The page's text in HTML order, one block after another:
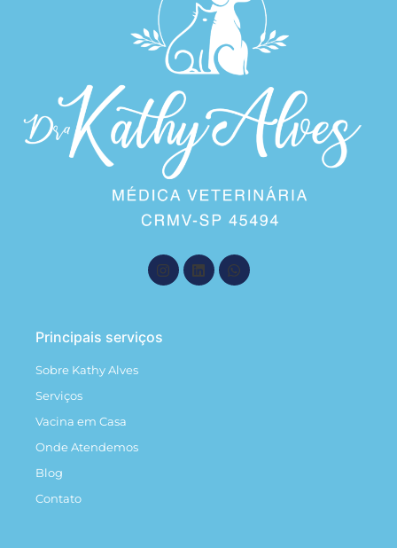
Principais serviços
Sobre Kathy Alves
Serviços
Vacina em Casa
Onde Atendemos
Blog
Contato